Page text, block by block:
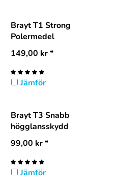
Brayt T1 Strong
Polermedel
149,00 kr*
Jämför
Brayt T3 Snabb
högglansskydd
99,00 kr*
Jämför